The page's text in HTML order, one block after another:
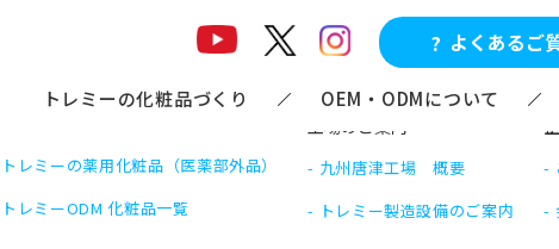
よくあるご
トレミーの化粧品づくり OEM・ODMについて
トレミーの薬用化粧品 （医薬部外品）
トレミーODM 化粧品一覧
工場のご案内
九州唐津工場 概要
トレミー製造設備のご案内